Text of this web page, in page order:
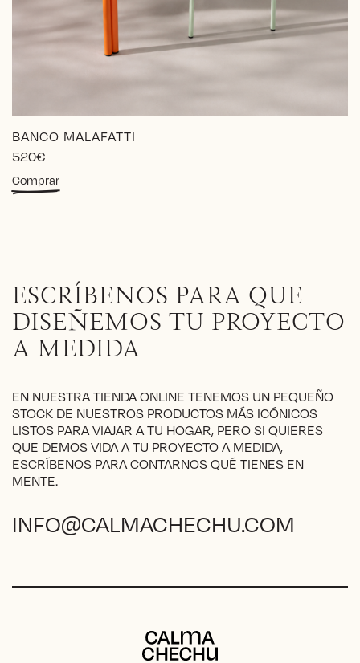
BANCO MALAFATTI
520€
ComprarEste
producto
opciones
se
pueden
elegir
en
de
producto
ESCRÍBENOS PARA QUE
DISEÑEMOS TU PROYECTO
A MEDIDA
EN NUESTRA TIENDA ONLINE TENEMOS UN PEQUEÑO
STOCK DE NUESTROS PRODUCTOS MÁS ICÓNICOS
LISTOS PARA VIAJAR A TU HOGAR, PERO SI QUIERES
QUE DEMOS VIDA A TU PROYECTO A MEDIDA,
ESCRÍBENOS PARA CONTARNOS QUÉ TIENES EN
MENTE.
INFO@CALMACHECHU.COM